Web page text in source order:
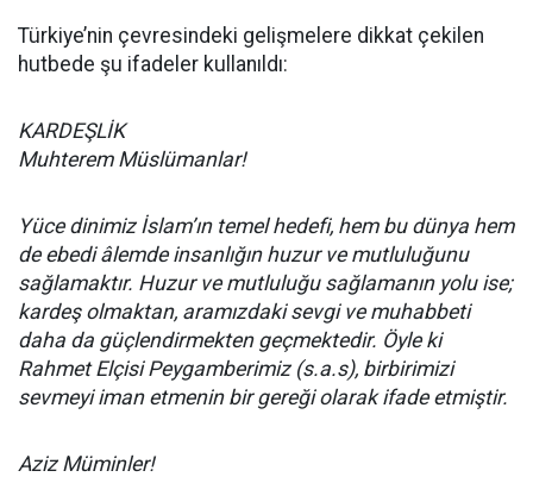
Türkiye’nin çevresindeki gelişmelere dikkat çekilen
hutbede şu ifadeler kullanıldı:
KARDEŞLİK
Muhterem Müslümanlar!
Yüce dinimiz İslam’ın temel hedefi, hem bu dünya hem
de ebedi âlemde insanlığın huzur ve mutluluğunu
sağlamaktır. Huzur ve mutluluğu sağlamanın yolu ise;
kardeş olmaktan, aramızdaki sevgi ve muhabbeti
daha da güçlendirmekten geçmektedir. Öyle ki
Rahmet Elçisi Peygamberimiz (s.a.s), birbirimizi
sevmeyi iman etmenin bir gereği olarak ifade etmiştir.
Aziz Müminler!